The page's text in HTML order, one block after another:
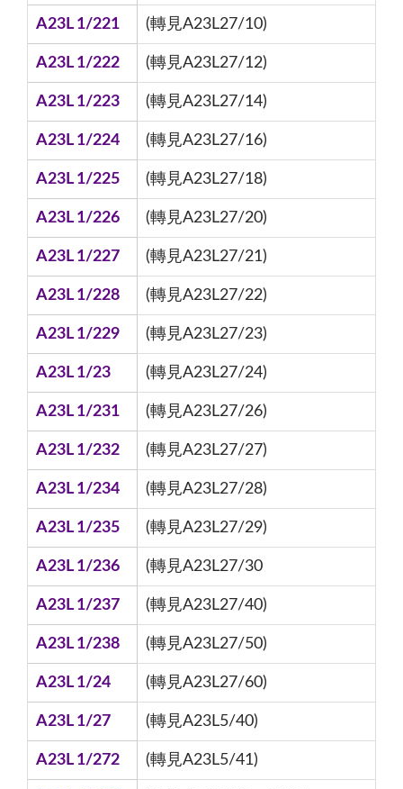
A23L 1/221 (轉見A23L27/10)
A23L 1/222 (轉見A23L27/12)
A23L 1/223 (轉見A23L27/14)
A23L 1/224 (轉見A23L27/16)
A23L 1/225 (轉見A23L27/18)
A23L 1/226 (轉見A23L27/20)
A23L 1/227 (轉見A23L27/21)
A23L 1/228 (轉見A23L27/22)
A23L 1/229 (轉見A23L27/23)
A23L 1/23 (轉見A23L27/24)
A23L 1/231 (轉見A23L27/26)
A23L 1/232 (轉見A23L27/27)
A23L 1/234 (轉見A23L27/28)
A23L 1/235 (轉見A23L27/29)
A23L 1/236 (轉見A23L27/30
A23L 1/237 (轉見A23L27/40)
A23L 1/238 (轉見A23L27/50)
A23L 1/24 (轉見A23L27/60)
A23L 1/27 (轉見A23L5/40)
A23L 1/272 (轉見A23L5/41)